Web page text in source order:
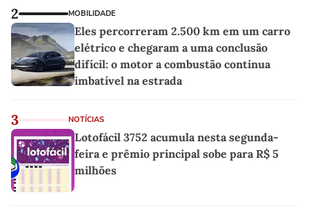
2 MOBILIDADE
Eles percorreram 2.500 km em um carro
elétrico e chegaram a uma conclusão
difícil: o motor a combustão continua
imbatível na estrada
3 NOTÍCIAS
Lotofácil 3752 acumula nesta segunda-
feira e prêmio principal sobe para R$ 5
milhões